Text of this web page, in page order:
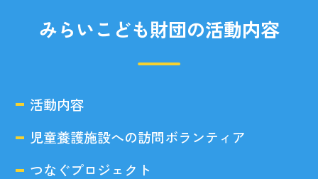
みらいこども財団の活動内容
活動内容
児童養護施設への訪問ボランティア
つなぐプロジェクト